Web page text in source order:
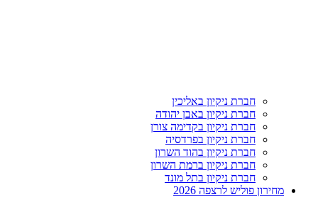
חברת ניקיון באליכין
חברת ניקיון באבן יהודה
חברת ניקיון בקדימה צורן
חברת ניקיון בפרדסיה
חברת ניקיון בהוד השרון
חברת ניקיון ברמת השרון
חברת ניקיון בתל מונד
מחירון פוליש לרצפה 2026